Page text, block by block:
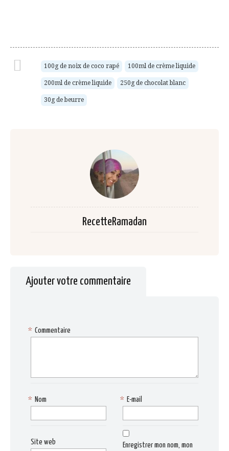
100g de noix de coco rapé 100ml de crème liquide
200ml de crème liquide 250g de chocolat blanc
30g de beurre
RecetteRamadan
Ajouter votre commentaire
Commentaire
*
Nom
* E-mail
*
Site web
Enregistrer mon nom, mon